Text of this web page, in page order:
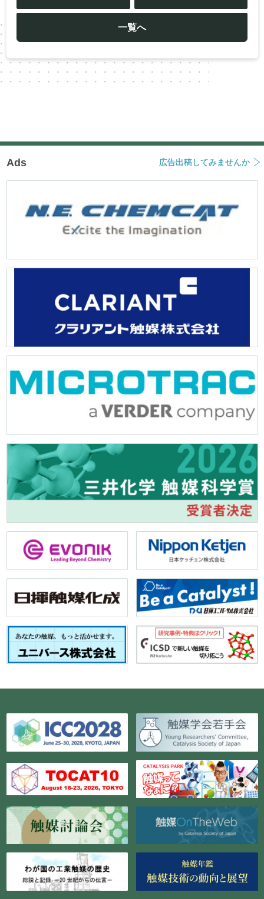
ビ
ー
シ
ョ
一覧へ
Ads 広告出稿してみませんか